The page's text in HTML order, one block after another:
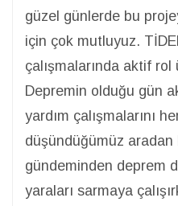
güzel günlerde bu
için çok mutluyuz.
çalışmalarında aktif
Depremin olduğu gün
yardım çalışmalarını
düşündüğümüz
gündeminden deprem
yaraları sarmaya